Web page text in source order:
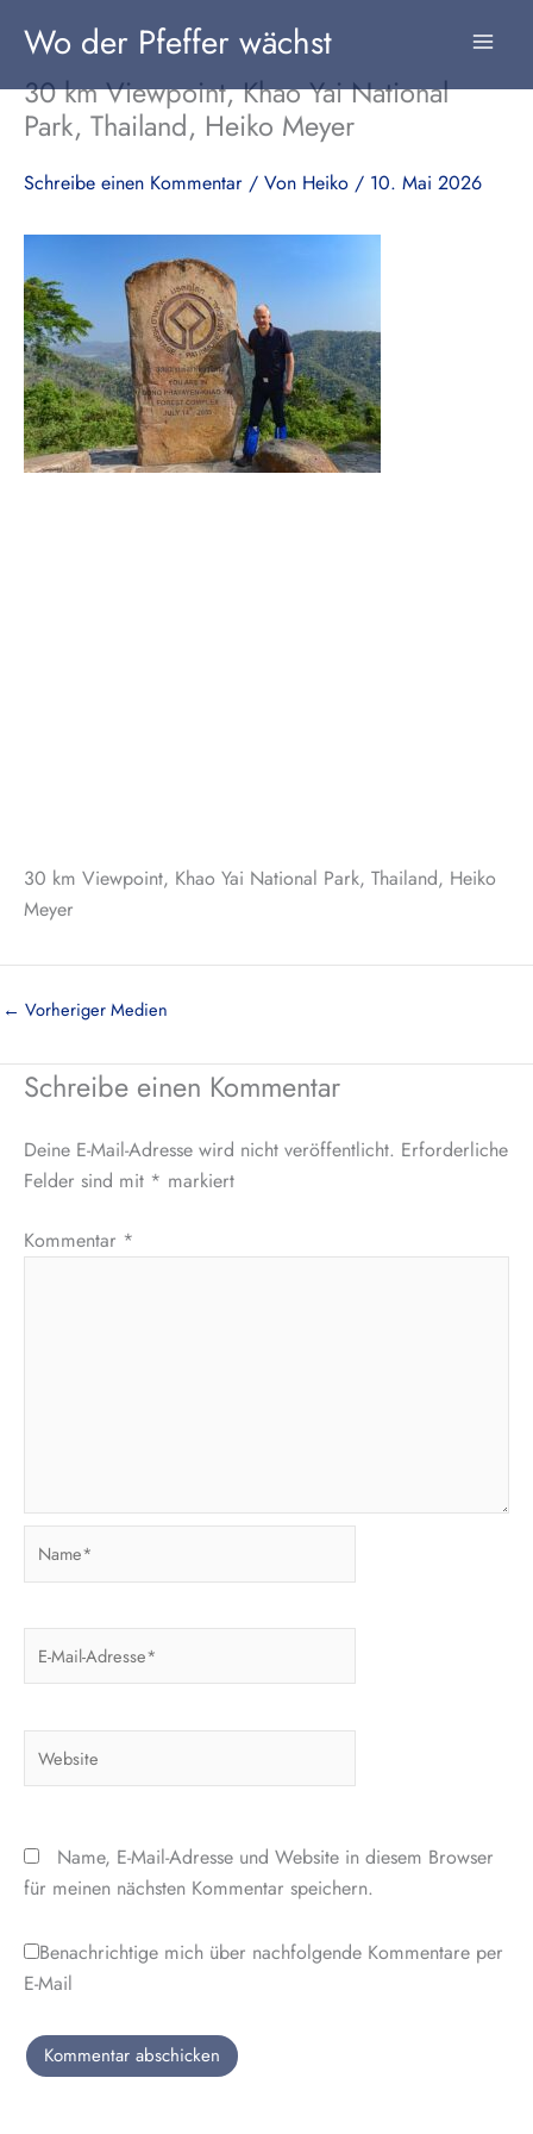
Inhalt
springen
Wo der Pfeffer wächst
30 km Viewpoint, Khao Yai National
Park, Thailand, Heiko Meyer
Schreibe einen Kommentar / Von Heiko / 10. Mai 2026
30 km Viewpoint, Khao Yai National Park, Thailand, Heiko
Meyer
← Vorheriger Medien
Schreibe einen Kommentar
Deine E-Mail-Adresse wird nicht veröffentlicht. Erforderliche
Felder sind mit * markiert
Kommentar *
Name, E-Mail-Adresse und Website in diesem Browser
für meinen nächsten Kommentar speichern.
Benachrichtige mich über nachfolgende Kommentare per
E-Mail